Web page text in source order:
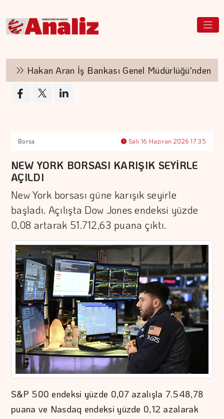
Hakan Aran İş Bankası Genel Müdürlüğü'nden
Borsa Salı 16 Haziran 2026 17:35
NEW YORK BORSASI KARIŞIK SEYİRLE
AÇILDI
New York borsası güne karışık seyirle
başladı. Açılışta Dow Jones endeksi yüzde
0,08 artarak 51.712,63 puana çıktı.
S&P 500 endeksi yüzde 0,07 azalışla 7.548,78
puana ve Nasdaq endeksi yüzde 0,12 azalarak